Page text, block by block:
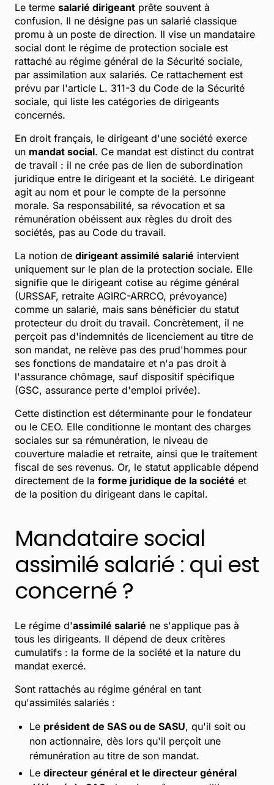
Le terme salarié dirigeant prête souvent à
confusion. Il ne désigne pas un salarié classique
promu à un poste de direction. Il vise un mandataire
social dont le régime de protection sociale est
rattaché au régime général de la Sécurité sociale,
par assimilation aux salariés. Ce rattachement est
prévu par l'article L. 311-3 du Code de la Sécurité
sociale, qui liste les catégories de dirigeants
concernés.
En droit français, le dirigeant d'une société exerce
un mandat social. Ce mandat est distinct du contrat
de travail : il ne crée pas de lien de subordination
juridique entre le dirigeant et la société. Le dirigeant
agit au nom et pour le compte de la personne
morale. Sa responsabilité, sa révocation et sa
rémunération obéissent aux règles du droit des
sociétés, pas au Code du travail.
La notion de dirigeant assimilé salarié intervient
uniquement sur le plan de la protection sociale. Elle
signifie que le dirigeant cotise au régime général
(URSSAF, retraite AGIRC-ARRCO, prévoyance)
comme un salarié, mais sans bénéficier du statut
protecteur du droit du travail. Concrètement, il ne
perçoit pas d'indemnités de licenciement au titre de
son mandat, ne relève pas des prud'hommes pour
ses fonctions de mandataire et n'a pas droit à
l'assurance chômage, sauf dispositif spécifique
(GSC, assurance perte d'emploi privée).
Cette distinction est déterminante pour le fondateur
ou le CEO. Elle conditionne le montant des charges
sociales sur sa rémunération, le niveau de
couverture maladie et retraite, ainsi que le traitement
fiscal de ses revenus. Or, le statut applicable dépend
directement de la forme juridique de la société et
de la position du dirigeant dans le capital.
Mandataire social
assimilé salarié : qui est
concerné ?
Le régime d'assimilé salarié ne s'applique pas à
tous les dirigeants. Il dépend de deux critères
cumulatifs : la forme de la société et la nature du
mandat exercé.
Sont rattachés au régime général en tant
qu'assimilés salariés :
Le président de SAS ou de SASU, qu'il soit ou
non actionnaire, dès lors qu'il perçoit une
rémunération au titre de son mandat.
Le directeur général et le directeur général